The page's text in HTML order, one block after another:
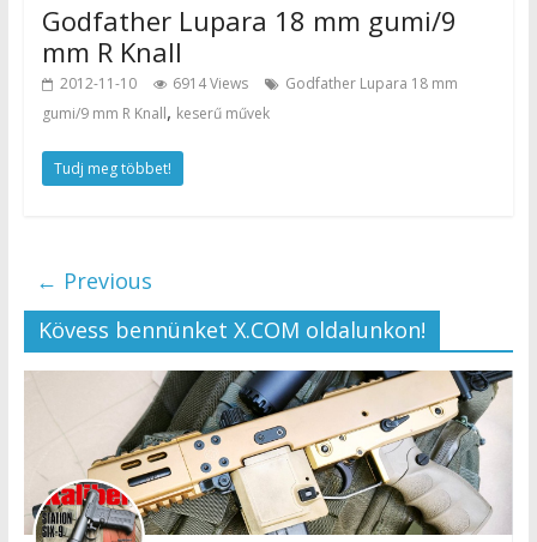
Godfather Lupara 18 mm gumi/9
mm R Knall
2012-11-10 6914 Views
Godfather Lupara 18 mm
gumi/9 mm R Knall, keserű művek
Tudj meg többet!
← Previous
Kövess bennünket X.COM oldalunkon!